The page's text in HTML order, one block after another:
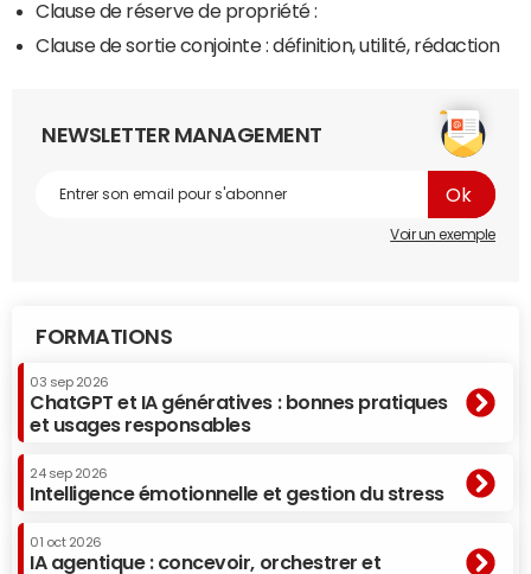
Clause de réserve de propriété :
Clause de sortie conjointe : définition, utilité, rédaction
NEWSLETTER MANAGEMENT
Voir un exemple
FORMATIONS
03 sep 2026
ChatGPT et IA génératives : bonnes pratiques
et usages responsables
24 sep 2026
Intelligence émotionnelle et gestion du stress
01 oct 2026
IA agentique : concevoir, orchestrer et